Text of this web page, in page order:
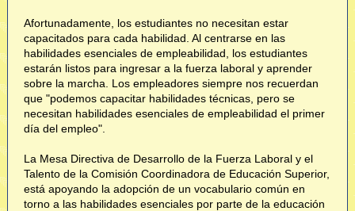
Afortunadamente, los estudiantes no necesitan estar
capacitados para cada habilidad. Al centrarse en las
habilidades esenciales de empleabilidad, los estudiantes
estarán listos para ingresar a la fuerza laboral y aprender
sobre la marcha. Los empleadores siempre nos recuerdan
que "podemos capacitar habilidades técnicas, pero se
necesitan habilidades esenciales de empleabilidad el primer
día del empleo".
La Mesa Directiva de Desarrollo de la Fuerza Laboral y el
Talento de la Comisión Coordinadora de Educación Superior,
está apoyando la adopción de un vocabulario común en
torno a las habilidades esenciales por parte de la educación